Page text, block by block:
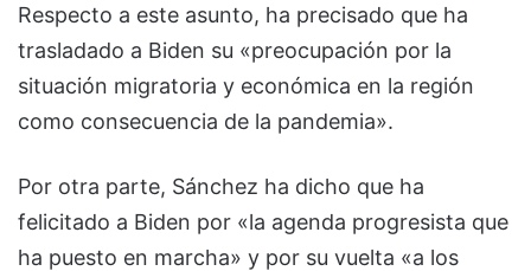
Respecto a este asunto, ha precisado que ha
trasladado a Biden su «preocupación por la
situación migratoria y económica en la región
como consecuencia de la pandemia».
Por otra parte, Sánchez ha dicho que ha
felicitado a Biden por «la agenda progresista que
ha puesto en marcha» y por su vuelta «a los